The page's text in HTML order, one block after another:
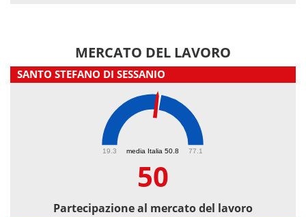
MERCATO DEL LAVORO
SANTO STEFANO DI SESSANIO
media Italia 50.8
19.3 77.1
50
Partecipazione al mercato del lavoro